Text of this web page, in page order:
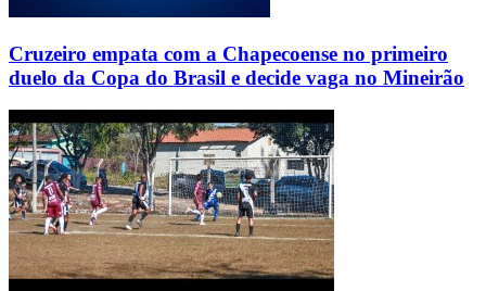
Cruzeiro empata com a Chapecoense no primeiro
duelo da Copa do Brasil e decide vaga no Mineirão